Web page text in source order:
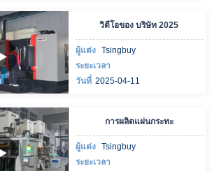
วิดีโอของ บริษัท 2025
ผู้แต่ง Tsingbuy
ระยะเวลา
วันที่ 2025-04-11
การผลิตแผ่นกระทะ
ผู้แต่ง Tsingbuy
ระยะเวลา